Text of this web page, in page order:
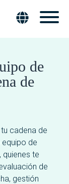
de
de
cadena de
de
te
de
gestión